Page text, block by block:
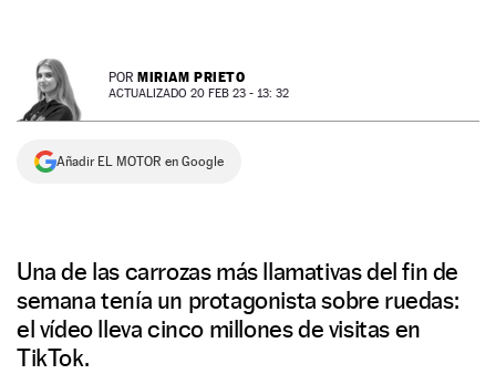
POR MIRIAM PRIETO
ACTUALIZADO 20 FEB 23 - 13: 32
Añadir EL MOTOR en Google
Una de las carrozas más llamativas del fin de
semana tenía un protagonista sobre ruedas:
el vídeo lleva cinco millones de visitas en
TikTok.